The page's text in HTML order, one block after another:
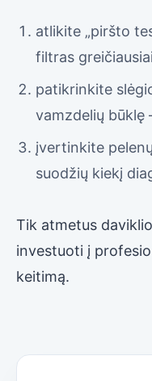
atlikite „piršto
filtras
patikrinkite
vamzdelių būklę
įvertinkite
suodžių kiekį
Tik atmetus
investuoti į
keitimą.